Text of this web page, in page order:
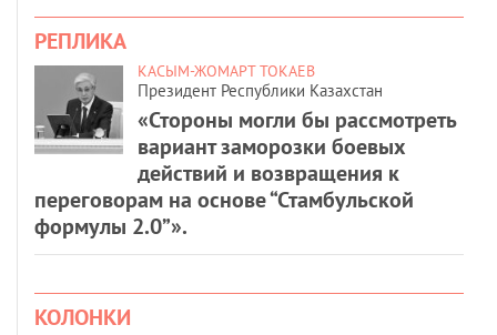
РЕПЛИКА
КАСЫМ-ЖОМАРТ ТОКАЕВ
Президент Республики Казахстан
«Стороны могли бы рассмотреть
вариант заморозки боевых
действий и возвращения к
переговорам на основе “Стамбульской
формулы 2.0”».
КОЛОНКИ